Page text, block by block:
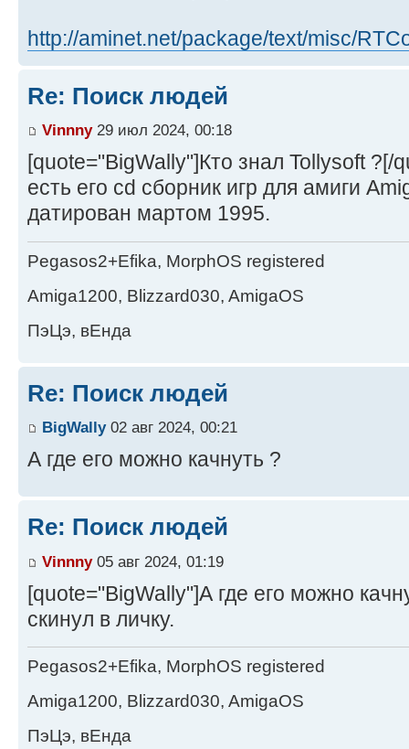
http://aminet.net/package/text/misc/
Re: Поиск людей
Vinnny29 июл 2024, 00:18
[quote="BigWally"]Кто знал Tollysoft ?[/
есть его cd сборник игр для амиги
датирован мартом 1995.
Pegasos2+Efika, MorphOS registered
Amiga1200, Blizzard030, AmigaOS
ПэЦэ, вЕнда
Re: Поиск людей
BigWally02 авг 2024, 00:21
А где его можно качнуть ?
Re: Поиск людей
Vinnny05 авг 2024, 01:19
[quote="BigWally"]А где его можно
скинул в личку.
Pegasos2+Efika, MorphOS registered
Amiga1200, Blizzard030, AmigaOS
ПэЦэ, вЕнда